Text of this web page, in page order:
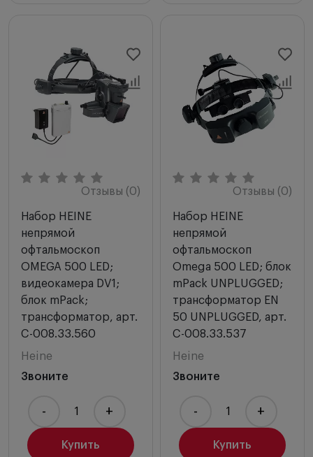
Отзывы (0)
Набор HEINE
непрямой
офтальмоскоп
OMEGA 500 LED;
видеокамера DV1;
блок mPack;
трансформатор, арт.
C-008.33.560
Heine
Звоните
Купить
- +
Отзывы (0)
Набор HEINE
непрямой
офтальмоскоп
Omega 500 LED; блок
mPack UNPLUGGED;
трансформатор EN
50 UNPLUGGED, арт.
C-008.33.537
Heine
Звоните
Купить
- +